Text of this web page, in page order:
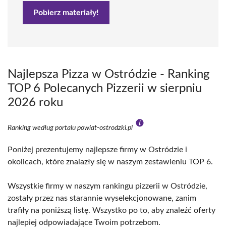
Pobierz materiały!
Najlepsza Pizza w Ostródzie - Ranking
TOP 6 Polecanych Pizzerii w sierpniu
2026 roku
Ranking według portalu powiat-ostrodzki.pl
Poniżej prezentujemy najlepsze firmy w Ostródzie i
okolicach, które znalazły się w naszym zestawieniu TOP 6.
Wszystkie firmy w naszym rankingu pizzerii w Ostródzie,
zostały przez nas starannie wyselekcjonowane, zanim
trafiły na poniższą listę. Wszystko po to, aby znaleźć oferty
najlepiej odpowiadające Twoim potrzebom.